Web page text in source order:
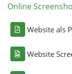
Online
Website als
Website